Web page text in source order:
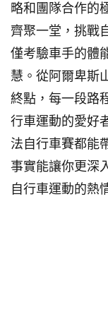
略和團隊合作的
齊聚一堂，挑戰
僅考驗車手的體
慧。從阿爾卑斯
終點，每一段路
行車運動的愛好
法自行車賽都能
事實能讓你更深
自行車運動的熱